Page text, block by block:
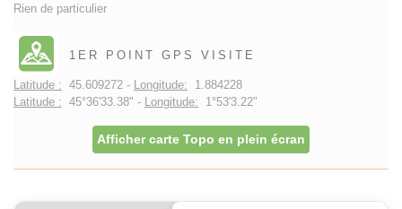
Rien de particulier
1ER POINT GPS VISITE
Latitude : 45.609272 - Longitude: 1.884228
Latitude : 45°36'33.38" - Longitude: 1°53'3.22"
Afficher carte Topo en plein écran